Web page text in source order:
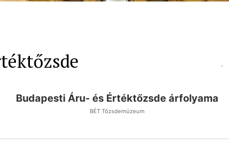
-
Budapesti Áru- és Értéktőzsde árfolyama
BÉT Tőzsdemúzeum